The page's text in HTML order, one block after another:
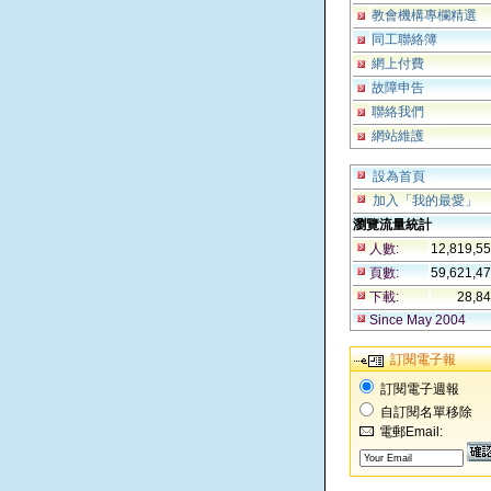
教會機構專欄精選
同工聯絡簿
網上付費
故障申告
聯絡我們
網站維護
設為首頁
加入「我的最愛」
瀏覽流量統計
人數:
頁數:
下載:
Since May 2004
訂閱電子報
訂閱電子週報
自訂閱名單移除
電郵Email: